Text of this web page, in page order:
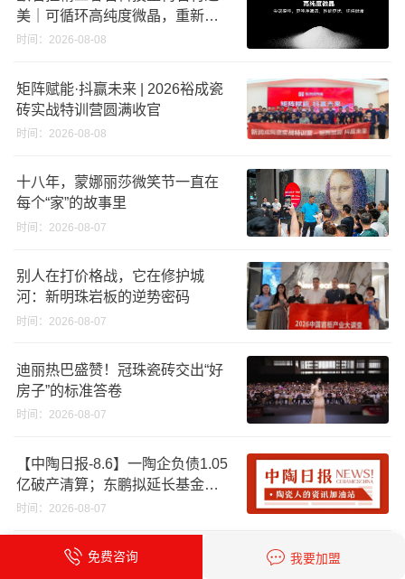
美｜可循环高纯度微晶，重新定
义高端奢石原料
时间：2026-08-08
矩阵赋能·抖赢未来 | 2026裕成瓷
砖实战特训营圆满收官
时间：2026-08-08
十八年，蒙娜丽莎微笑节一直在
每个“家”的故事里
时间：2026-08-07
别人在打价格战，它在修护城
河：新明珠岩板的逆势密码
时间：2026-08-07
迪丽热巴盛赞！冠珠瓷砖交出“好
房子”的标准答卷
时间：2026-08-07
【中陶日报-8.6】一陶企负债1.05
亿破产清算；东鹏拟延长基金投
资期限；工信部开展建陶行业能
时间：2026-08-07
【中陶日报-8.5】广东省10批次陶
免费咨询 我要加盟